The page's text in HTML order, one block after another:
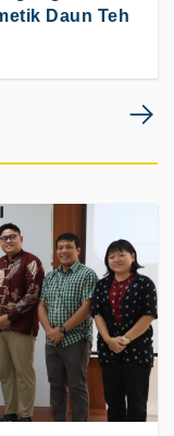
Daun Teh